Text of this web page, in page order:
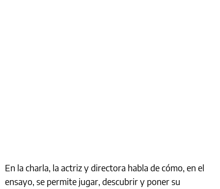
En la charla, la actriz y directora habla de cómo, en el
ensayo, se permite jugar, descubrir y poner su